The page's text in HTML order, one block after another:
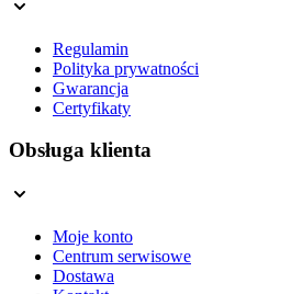
Regulamin
Polityka prywatności
Gwarancja
Certyfikaty
Obsługa klienta
Moje konto
Centrum serwisowe
Dostawa